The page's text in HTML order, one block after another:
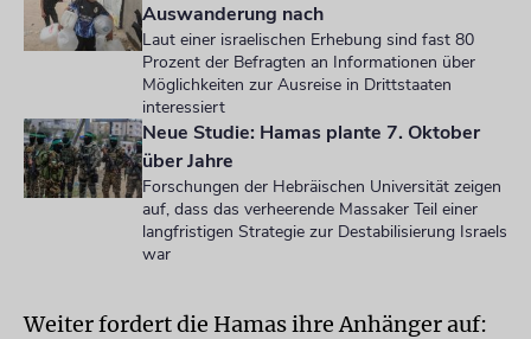
Auswanderung nach
Laut einer israelischen Erhebung sind fast 80
Prozent der Befragten an Informationen über
Möglichkeiten zur Ausreise in Drittstaaten
interessiert
Neue Studie: Hamas plante 7. Oktober
über Jahre
Forschungen der Hebräischen Universität zeigen
auf, dass das verheerende Massaker Teil einer
langfristigen Strategie zur Destabilisierung Israels
war
Weiter fordert die Hamas ihre Anhänger auf: